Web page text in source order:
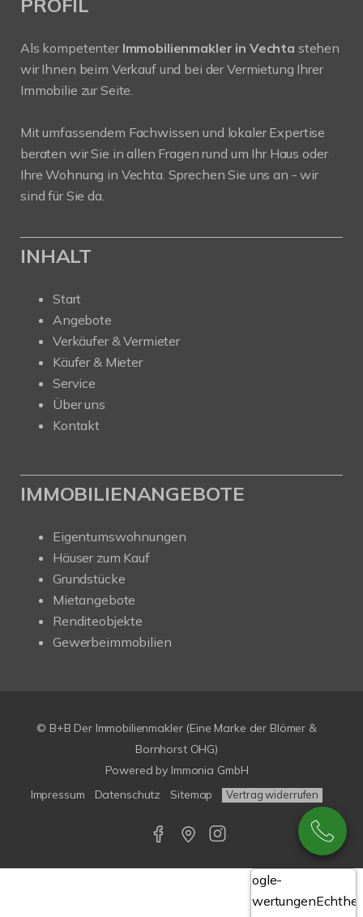
PROFIL
Als kompetenter Immobilienmakler in Vechta stehen
wir Ihnen beim Verkauf und bei der Vermietung Ihrer
Immobilie zur Seite.
Mit umfassendem Fachwissen und lokaler Expertise
beraten wir Sie in allen Fragen rund um Ihr Haus oder
Ihre Wohnung in Vechta. Sprechen Sie uns an - wir
sind für Sie da.
INHALT
Start
Angebote
Verkäufer & Vermieter
Käufer & Mieter
Service
Über uns
Kontakt
IMMOBILIENANGEBOTE
Eigentumswohnungen
Häuser zum Kauf
Grundstücke
Mietangebote
Renditeobjekte
Gewerbeimmobilien
© B+B Der Immobilienmakler (Eine Marke der Blömer &
Bornhorst OHG)
Powered by Immonia GmbH
Impressum
Datenschutz Sitemap Vertrag widerrufen
Google-
Bewertungen